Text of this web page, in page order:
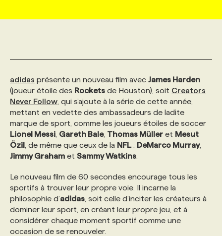
AFFAIRES DE L'INDUSTRIE
INITIATIVES NUMÉRIQUES
PRIX ET DISTINCTIONS
TENDANCES
WEB & MÉDIAS SOCIAUX
MARKETING DURABLE
GEO/SEO
ÉVÉNEMENTIEL
NOS AUTEUR‧RICES
INFOLETTRE PUBLICITÉ
ANNONCEZ AVEC NOUS
CONSULTER LA CVTHÈQUE
PROFIL ENTREPRISE
FAQ
ANNONCEZ AVEC NOUS
VOIR LES OFFRES
PROFIL CANDIDAT
FAQ
ANNONCEZ AVEC NOUS
NOS FORMATIONS EN LIGNE
NOS PARCOURS DE FORMATIONS
FORMATIONS PERSONNALISÉES
NOS FORMATEUR‧RICES
POURQUOI CHOISIR NOS FORMATIONS
NOS TARIFS
CHASSE DE TÊTE
SERVICE DE CHASSE DE TÊTE
NOS TARIFS
NOS EXPERTISES
FAQ
ANNONCEZ AVEC NOUS
adidas présente un nouveau film avec James Harden
(joueur étoile des Rockets de Houston), soit Creators
Never Follow , qui s’ajoute à la série de cette année,
mettant en vedette des ambassadeurs de ladite
marque de sport, comme les joueurs étoiles de soccer
Lionel Messi Gareth Bale, Thomas Müller et Mesut
Özil , de même que ceux de la NFL: DeMarco Murray,
Jimmy Graham et Sammy Watkins
Le nouveau film de 60 secondes encourage tous les
sportifs à trouver leur propre voie. Il incarne la
philosophie d’adidas , soit celle d’inciter les créateurs à
dominer leur sport, en créant leur propre jeu, et à
considérer chaque moment sportif comme une
occasion de se renouveler.